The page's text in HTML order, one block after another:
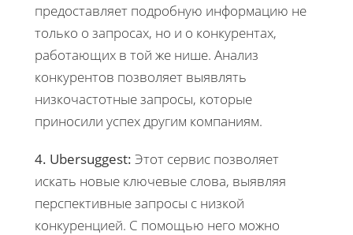
предоставляет подробную информацию не
только о запросах, но и о конкурентах,
работающих в той же нише. Анализ
конкурентов позволяет выявлять
низкочастотные запросы, которые
приносили успех другим компаниям.
4. Ubersuggest: Этот сервис позволяет
искать новые ключевые слова, выявляя
перспективные запросы с низкой
конкуренцией. С помощью него можно